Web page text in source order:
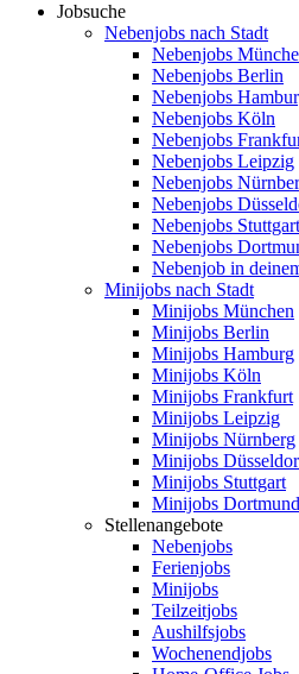
Jobsuche
Nebenjobs nach Stadt
Nebenjobs
Nebenjobs Berlin
Nebenjobs
Nebenjobs Köln
Nebenjobs
Nebenjobs Leipzig
Nebenjobs
Nebenjobs
Nebenjobs Stuttgart
Nebenjobs
Nebenjob in
Minijobs nach Stadt
Minijobs München
Minijobs Berlin
Minijobs Hamburg
Minijobs Köln
Minijobs Frankfurt
Minijobs Leipzig
Minijobs Nürnberg
Minijobs
Minijobs Stuttgart
Minijobs Dortmund
Stellenangebote
Nebenjobs
Ferienjobs
Minijobs
Teilzeitjobs
Aushilfsjobs
Wochenendjobs